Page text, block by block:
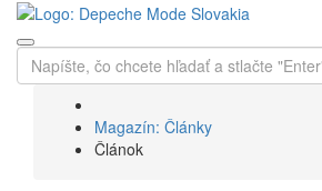
Magazín: Články
Článok